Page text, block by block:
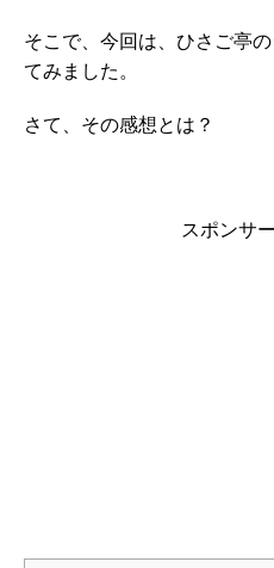
そこで、今回は、ひさご亭
てみました。
さて、その感想とは？
スポンサ